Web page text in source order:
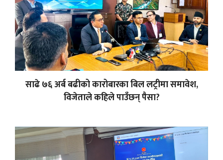
साढे ७६ अर्ब बढीको कारोबारका बिल लट्रीमा समावेश,
विजेताले कहिले पाउँछन् पैसा?